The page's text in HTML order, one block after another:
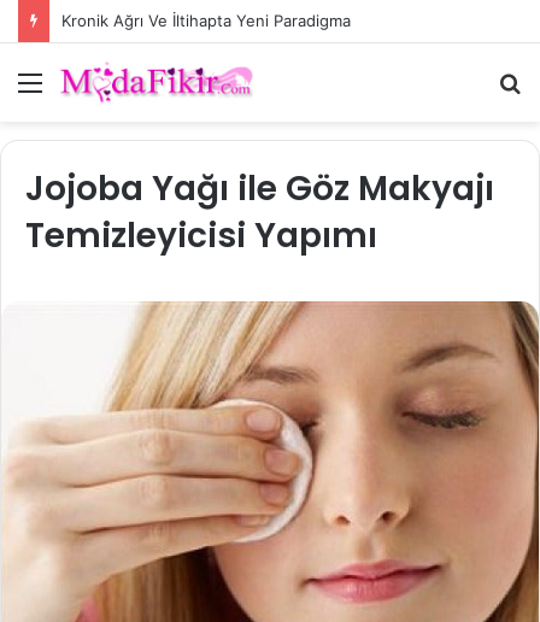
Kronik Ağrı Ve İltihapta Yeni Paradigma
Menü
Jojoba Yağı ile Göz Makyajı
Temizleyicisi Yapımı